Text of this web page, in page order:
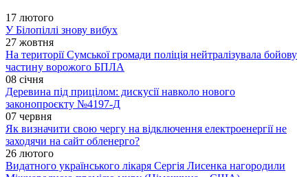
17 лютого
У Білопіллі знову вибух
27 жовтня
На території Сумської громади поліція нейтралізувала бойову
частину ворожого БПЛА
08 січня
Деревина під прицілом: дискусії навколо нового
законопроєкту №4197-Д
07 червня
Як визначити свою чергу на відключення електроенергії не
заходячи на сайт обленерго?
26 лютого
Видатного українського лікаря Сергія Лисенка нагородили